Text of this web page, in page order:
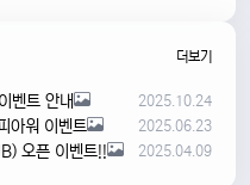
더보기
벤트 안내 2025.10.24
아워 이벤트 2025.06.23
오픈 이벤트!! 2025.04.09